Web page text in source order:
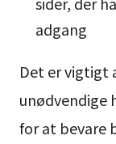
adgang
Det er vigtigt
unødvendige
for at bevare